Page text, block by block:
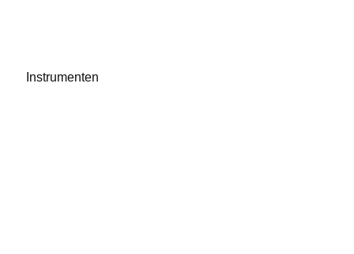
Instrumenten